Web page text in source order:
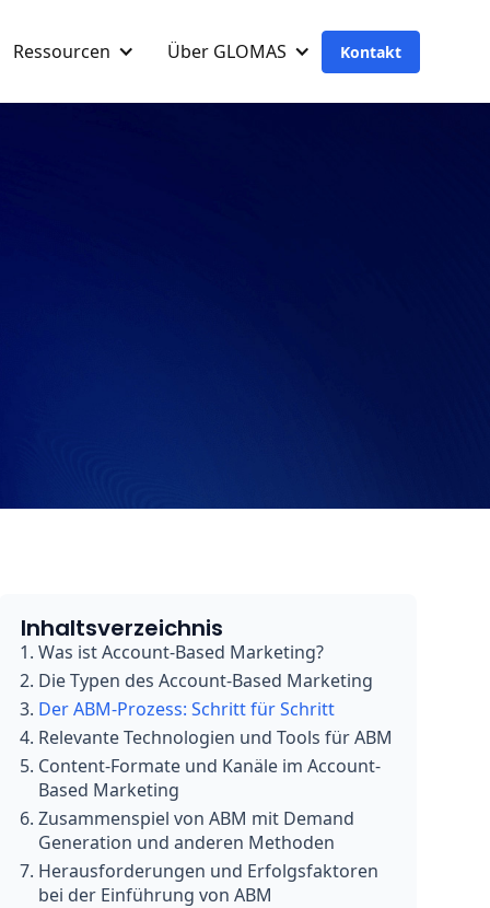
Ressourcen Über GLOMAS Kontakt
Inhaltsverzeichnis
Was ist Account-Based Marketing?
Die Typen des Account-Based Marketing
Der ABM-Prozess: Schritt für Schritt
Relevante Technologien und Tools für ABM
Content-Formate und Kanäle im Account-
Based Marketing
Zusammenspiel von ABM mit Demand
Generation und anderen Methoden
Herausforderungen und Erfolgsfaktoren
bei der Einführung von ABM